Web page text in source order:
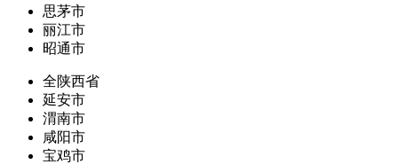
思茅市
丽江市
昭通市
全陕西省
延安市
渭南市
咸阳市
宝鸡市